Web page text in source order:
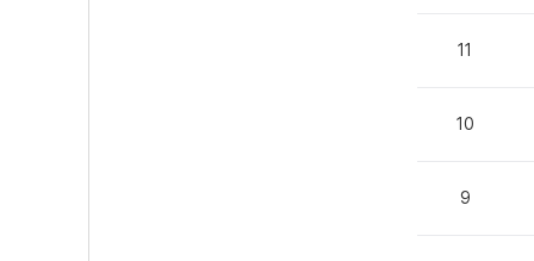
11
10
9